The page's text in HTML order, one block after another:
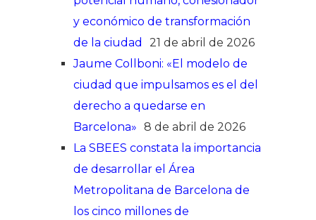
y económico de transformación
de la ciudad
21 de abril de 2026
Jaume Collboni: «El modelo de
ciudad que impulsamos es el del
derecho a quedarse en
Barcelona» 8 de abril de 2026
La SBEES constata la importancia
de desarrollar el Área
Metropolitana de Barcelona de
los cinco millones de